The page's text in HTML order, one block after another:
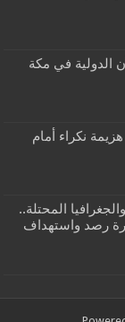
نكراء أمام
المحتلة..
رصد واستهداف